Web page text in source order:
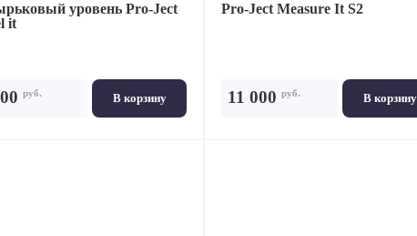
уровень Pro-Ject
it
В корзину
руб.
Pro-Ject Measure It S2
В корзину
11 000 руб.